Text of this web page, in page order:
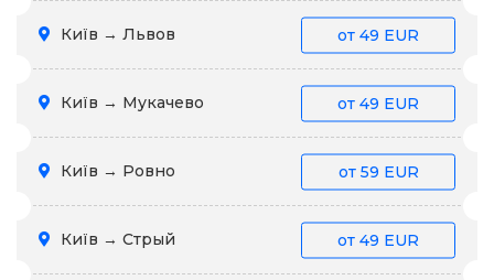
Київ → Львов от 49 EUR
Київ → Мукачево от 49 EUR
Київ → Ровно от 59 EUR
Київ → Стрый от 49 EUR